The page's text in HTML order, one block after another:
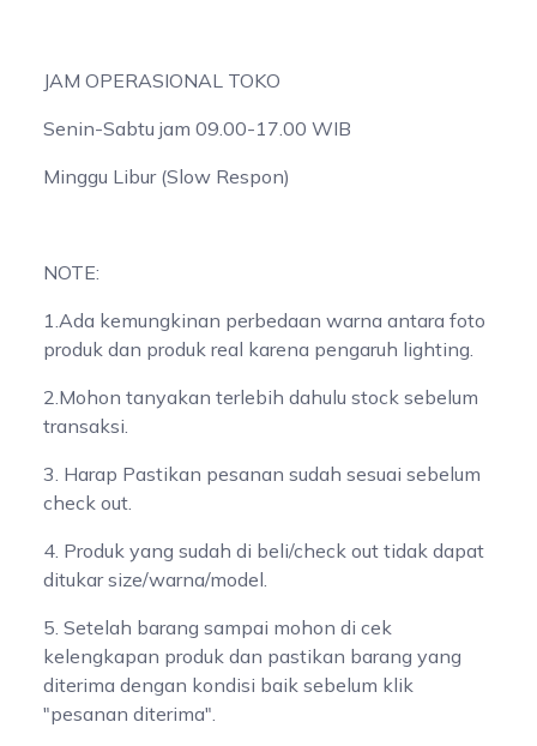
JAM OPERASIONAL TOKO
Senin-Sabtu jam 09.00-17.00 WIB
Minggu Libur (Slow Respon)
NOTE:
1.Ada kemungkinan perbedaan warna antara foto
produk dan produk real karena pengaruh lighting.
2.Mohon tanyakan terlebih dahulu stock sebelum
transaksi.
3. Harap Pastikan pesanan sudah sesuai sebelum
check out.
4. Produk yang sudah di beli/check out tidak dapat
ditukar size/warna/model.
5. Setelah barang sampai mohon di cek
kelengkapan produk dan pastikan barang yang
diterima dengan kondisi baik sebelum klik
"pesanan diterima".